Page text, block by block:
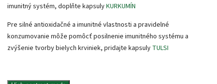
imunitný systém, doplňte kapsulyKURKUMÍN
Pre silné antioxidačné a imunitné vlastnosti a pravidelné
konzumovanie môže pomôcť posilnenie imunitného systému a
zvýšenie tvorby bielych krviniek, pridajte kapsuly TULSI